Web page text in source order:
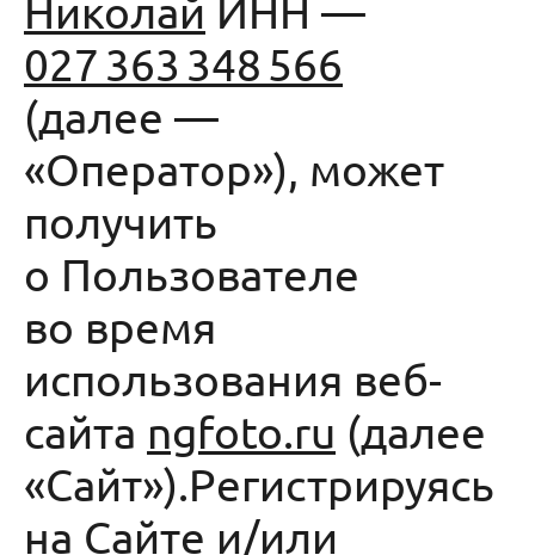
Николай ИНН —
027 363 348 566
(далее —
«Оператор»), может
получить
о Пользователе
во время
использования веб-
сайта ngfoto.ru (далее
«Сайт»).Регистрируясь
на Сайте и/или